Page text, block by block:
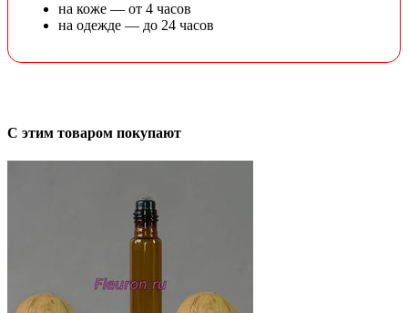
на коже — от 4 часов
на одежде — до 24 часов
С этим товаром покупают